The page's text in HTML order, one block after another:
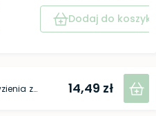
Dodaj do
Winylowa zabawka do gryzienia z dźwiękiem - Zając 12 cm 14,49 zł